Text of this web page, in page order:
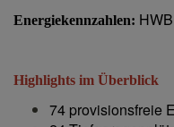
Energiekennzahlen:
Highlights im Überblick
74 provisionsfreie